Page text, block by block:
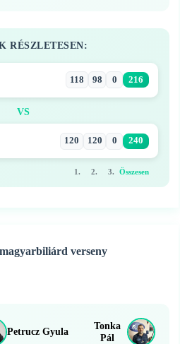
RÉSZLETESEN:
118 98 0 216
VS
120 120 0 240
1. 2. 3. Összesen
verseny
Petrucz Gyula
Tonka
Pál